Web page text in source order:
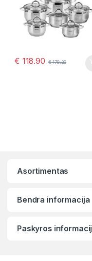
€ 118.90 €178.20
Asortimentas
Bendra informacija
Paskyros